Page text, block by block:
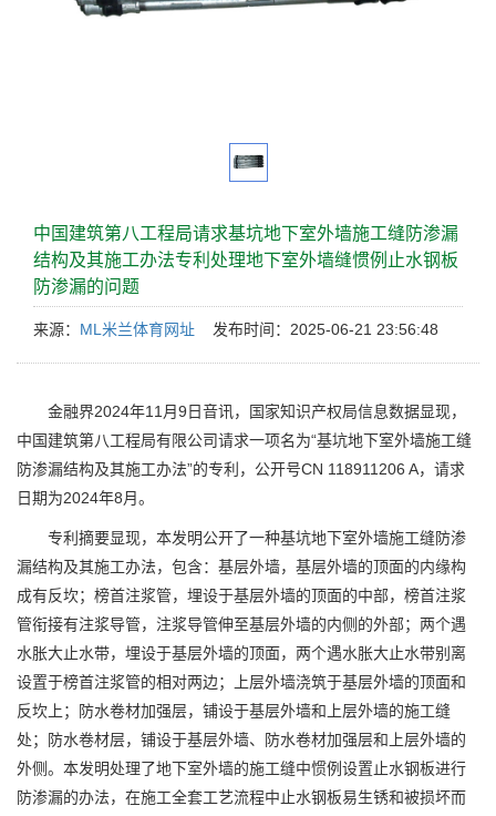
中国建筑第八工程局请求基坑地下室外墙施工缝防渗漏
结构及其施工办法专利处理地下室外墙缝惯例止水钢板
防渗漏的问题
来源： ML米兰体育网址 发布时间：2025-06-21 23:56:48
金融界2024年11月9日音讯，国家知识产权局信息数据显现，
中国建筑第八工程局有限公司请求一项名为“基坑地下室外墙施工缝
防渗漏结构及其施工办法”的专利，公开号CN 118911206 A，请求
日期为2024年8月。
专利摘要显现，本发明公开了一种基坑地下室外墙施工缝防渗
漏结构及其施工办法，包含：基层外墙，基层外墙的顶面的内缘构
成有反坎；榜首注浆管，埋设于基层外墙的顶面的中部，榜首注浆
管衔接有注浆导管，注浆导管伸至基层外墙的内侧的外部；两个遇
水胀大止水带，埋设于基层外墙的顶面，两个遇水胀大止水带别离
设置于榜首注浆管的相对两边；上层外墙浇筑于基层外墙的顶面和
反坎上；防水卷材加强层，铺设于基层外墙和上层外墙的施工缝
处；防水卷材层，铺设于基层外墙、防水卷材加强层和上层外墙的
外侧。本发明处理了地下室外墙的施工缝中惯例设置止水钢板进行
防渗漏的办法，在施工全套工艺流程中止水钢板易生锈和被损坏而